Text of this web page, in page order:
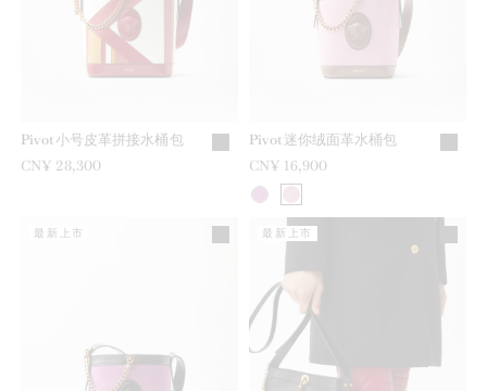
Pivot小号皮革拼接水桶包
CN¥ 28,300
Pivot迷你绒面革水桶包
CN¥ 16,900
最新上市 最新上市